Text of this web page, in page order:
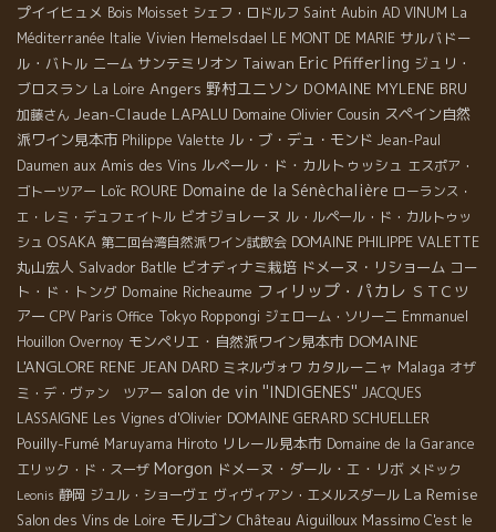
プイイヒュメ Bois Moisset シェフ・ロドルフ Saint Aubin AD VINUM La
Méditerranée Italie Vivien Hemelsdael LE MONT DE MARIE サルバドー
ル・バトル ニーム サンテミリオン Taiwan Eric Pfifferling ジュリ・
ブロスラン La Loire Angers 野村ユニソン DOMAINE MYLENE BRU
加藤さん Jean-Claude LAPALU Domaine Olivier Cousin スペイン自然
派ワイン見本市 Philippe Valette ル・ブ・デュ・モンド Jean-Paul
Daumen aux Amis des Vins ルペール・ド・カルトゥッシュ エスポア・
ゴトーツアー Loïc ROURE Domaine de la Sénèchalière ローランス・
エ・レミ・デュフェイトル ビオジョレーヌ ル・ルペール・ド・カルトゥッ
シュ OSAKA 第二回台湾自然派ワイン試飲会 DOMAINE PHILIPPE VALETTE
丸山宏人 Salvador Batlle ビオディナミ栽培 ドメーヌ・リショーム コー
ト・ド・トング Domaine Richeaume フィリップ・パカレ ＳＴＣツ
アー CPV Paris Office Tokyo Roppongi ジェローム・ソリーニ Emmanuel
Houillon Overnoy モンペリエ・自然派ワイン見本市 DOMAINE
L'ANGLORE RENE JEAN DARD ミネルヴォワ カタルーニャ Malaga オザ
ミ・デ・ヴァン ツアー salon de vin ''INDIGENES'' JACQUES
LASSAIGNE Les Vignes d'Olivier DOMAINE GERARD SCHUELLER
Pouilly-Fumé Maruyama Hiroto リレール見本市 Domaine de la Garance
エリック・ド・スーザ Morgon ドメーヌ・ダール・エ・リボ メドック
Leonis 静岡 ジュル・ショーヴェ ヴィヴィアン・エメルスダール La Remise
Salon des Vins de Loire モルゴン Château Aiguilloux Massimo C'est le